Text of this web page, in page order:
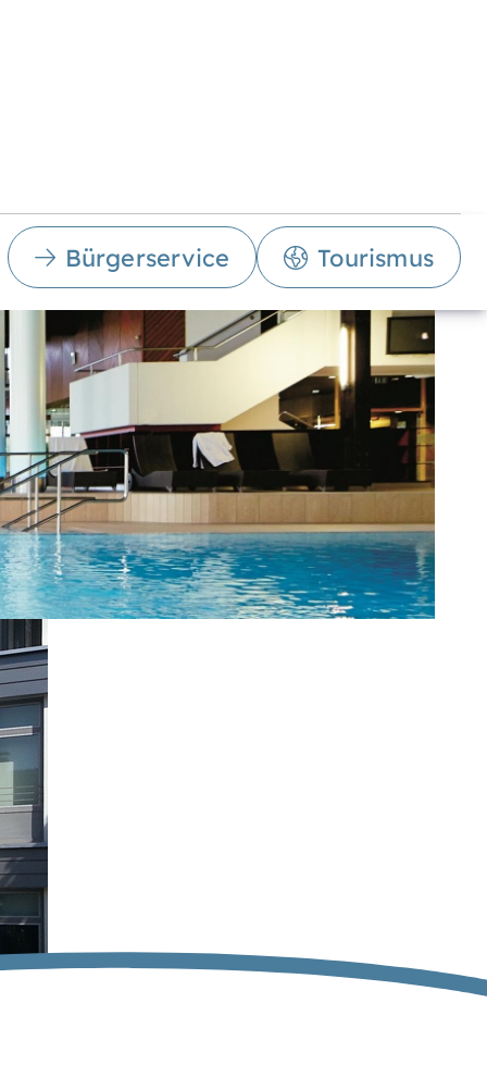
Bürgerservice Tourismus